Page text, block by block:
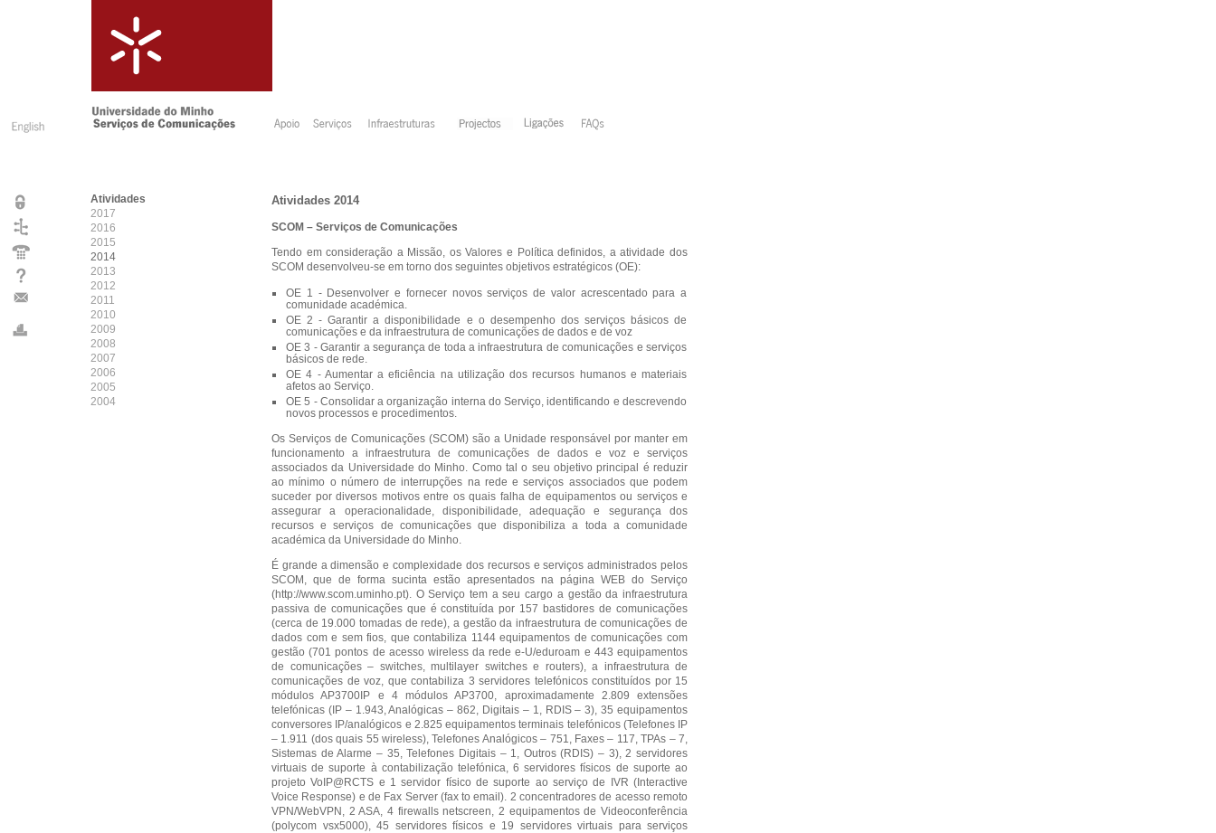
Atividades
2017
2016
2015
2014
2013
2012
2011
2010
2009
2008
2007
2006
2005
2004
Atividades 2014
SCOM – Serviços de Comunicações
Tendo em consideração a Missão, os Valores e Política definidos, a atividade dos
SCOM desenvolveu-se em torno dos seguintes objetivos estratégicos (OE):
OE 1 - Desenvolver e fornecer novos serviços de valor acrescentado para a
comunidade académica.
OE 2 - Garantir a disponibilidade e o desempenho dos serviços básicos de
comunicações e da infraestrutura de comunicações de dados e de voz
OE 3 - Garantir a segurança de toda a infraestrutura de comunicações e serviços
básicos de rede.
OE 4 - Aumentar a eficiência na utilização dos recursos humanos e materiais
afetos ao Serviço.
OE 5 - Consolidar a organização interna do Serviço, identificando e descrevendo
novos processos e procedimentos.
Os Serviços de Comunicações (SCOM) são a Unidade responsável por manter em
funcionamento a infraestrutura de comunicações de dados e voz e serviços
associados da Universidade do Minho. Como tal o seu objetivo principal é reduzir
ao mínimo o número de interrupções na rede e serviços associados que podem
suceder por diversos motivos entre os quais falha de equipamentos ou serviços e
assegurar a operacionalidade, disponibilidade, adequação e segurança dos
recursos e serviços de comunicações que disponibiliza a toda a comunidade
académica da Universidade do Minho.
É grande a dimensão e complexidade dos recursos e serviços administrados pelos
SCOM, que de forma sucinta estão apresentados na página WEB do Serviço
(http://www.scom.uminho.pt). O Serviço tem a seu cargo a gestão da infraestrutura
passiva de comunicações que é constituída por 157 bastidores de comunicações
(cerca de 19.000 tomadas de rede), a gestão da infraestrutura de comunicações de
dados com e sem fios, que contabiliza 1144 equipamentos de comunicações com
gestão (701 pontos de acesso wireless da rede e-U/eduroam e 443 equipamentos
de comunicações – switches, multilayer switches e routers), a infraestrutura de
comunicações de voz, que contabiliza 3 servidores telefónicos constituídos por 15
módulos AP3700IP e 4 módulos AP3700, aproximadamente 2.809 extensões
telefónicas (IP – 1.943, Analógicas – 862, Digitais – 1, RDIS – 3), 35 equipamentos
conversores IP/analógicos e 2.825 equipamentos terminais telefónicos (Telefones IP
– 1.911 (dos quais 55 wireless), Telefones Analógicos – 751, Faxes – 117, TPAs – 7,
Sistemas de Alarme – 35, Telefones Digitais – 1, Outros (RDIS) – 3), 2 servidores
virtuais de suporte à contabilização telefónica, 6 servidores físicos de suporte ao
projeto VoIP@RCTS e 1 servidor físico de suporte ao serviço de IVR (Interactive
Voice Response) e de Fax Server (fax to email). 2 concentradores de acesso remoto
VPN/WebVPN, 2 ASA, 4 firewalls netscreen, 2 equipamentos de Videoconferência
(polycom vsx5000), 45 servidores físicos e 19 servidores virtuais para serviços